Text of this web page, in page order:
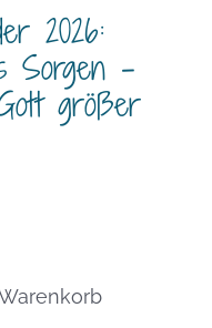
2026:
Sorgen –
größer